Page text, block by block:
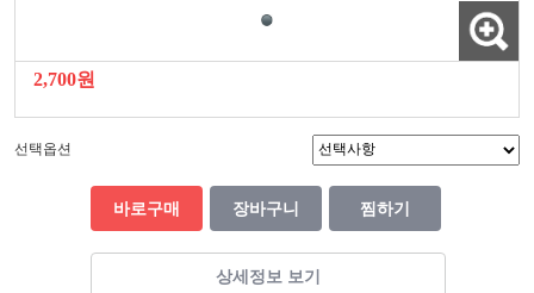
2,700원
선택옵션
바로구매 장바구니 찜하기
상세정보 보기